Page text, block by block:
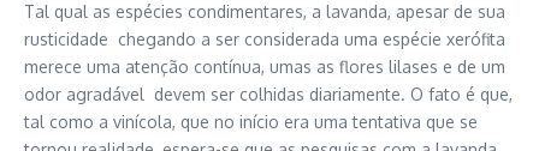
Tal qual as espécies condimentares, a lavanda, apesar de sua
rusticidade chegando a ser considerada uma espécie xerófita
merece uma atenção contínua, umas as flores lilases e de um
odor agradável devem ser colhidas diariamente. O fato é que,
tal como a vinícola, que no início era uma tentativa que se